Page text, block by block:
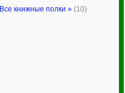
Все книжные полки » (10)